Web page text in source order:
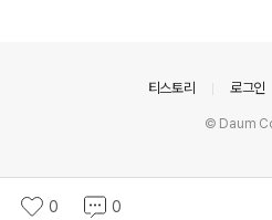
0 0
티스토리 로그인
© Daum